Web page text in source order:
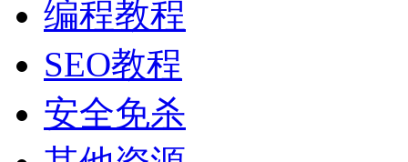
编程教程
SEO教程
安全免杀